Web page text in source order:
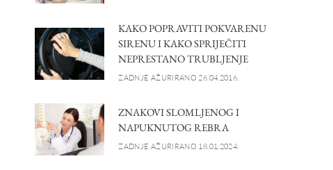
KAKO POPRAVITI POKVARENU
SIRENU I KAKO SPRIJEČITI
NEPRESTANO TRUBLJENJE
ZADNJE AŽURIRANO 26.04.2016.
ZNAKOVI SLOMLJENOG I
NAPUKNUTOG REBRA
ZADNJE AŽURIRANO 18.01.2024.